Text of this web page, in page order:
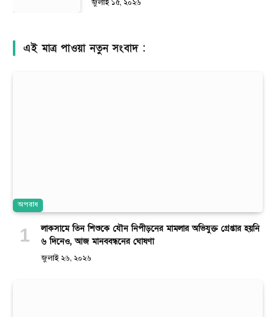
জুলাই ১৫, ২০২৬
এই মাত্র পাওয়া নতুন সংবাদ :
অপরাধ
লাকসামে তিন শিশুকে যৌন নিপীড়নের মামলার অভিযুক্ত গ্রেপ্তার হয়নি
৬ দিনেও, আজ মানববন্ধনের ঘোষণা
জুলাই ২৬, ২০২৬